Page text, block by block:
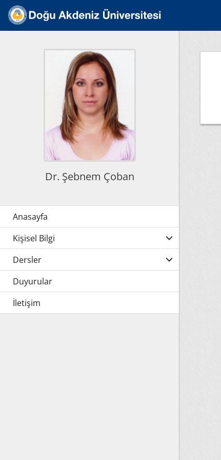
Dr. Şebnem Çoban
Kişisel Bilgi
Dersler
Duyurular
İletişim